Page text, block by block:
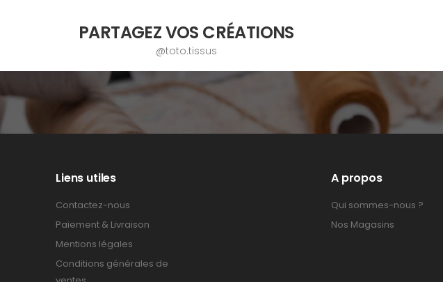
PARTAGEZ VOS CRÉATIONS
@toto.tissus
Liens utiles
Contactez-nous
Paiement & Livraison
Mentions légales
Conditions générales de
A propos
Qui sommes-nous ?
Nos Magasins